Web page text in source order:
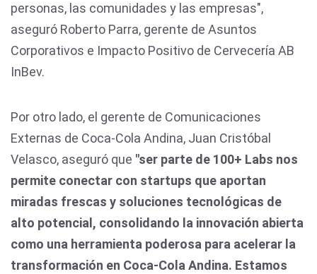
personas, las comunidades y las empresas",
aseguró Roberto Parra, gerente de Asuntos
Corporativos e Impacto Positivo de Cervecería AB
InBev.
Por otro lado, el gerente de Comunicaciones
Externas de Coca-Cola Andina, Juan Cristóbal
Velasco, aseguró que "ser parte de 100+ Labs nos
permite conectar con startups que aportan
miradas frescas y soluciones tecnológicas de
alto potencial, consolidando la innovación abierta
como una herramienta poderosa para acelerar la
transformación en Coca-Cola Andina. Estamos